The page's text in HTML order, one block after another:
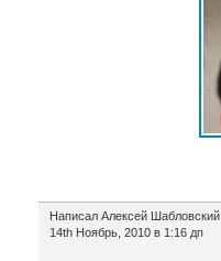
Написал Алексей Шабловский
14th Ноябрь, 2010 в 1:16 дп